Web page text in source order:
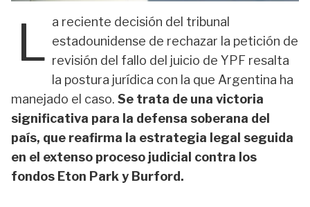
L a reciente decisión del tribunal
estadounidense de rechazar la petición de
revisión del fallo del juicio de YPF resalta
la postura jurídica con la que Argentina ha
manejado el caso. Se trata de una victoria
significativa para la defensa soberana del
país, que reafirma la estrategia legal seguida
en el extenso proceso judicial contra los
fondos Eton Park y Burford.